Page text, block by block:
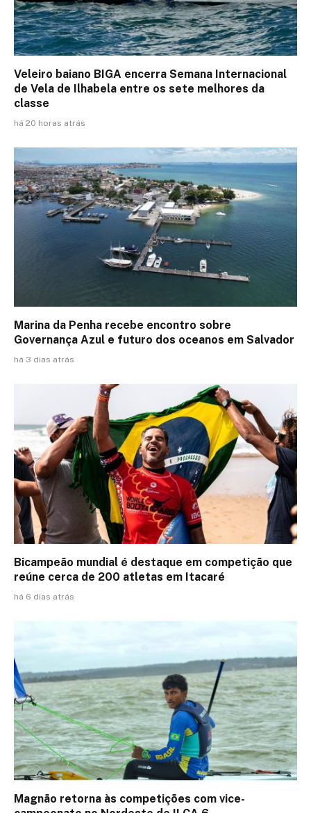
Veleiro baiano BIGA encerra Semana Internacional
de Vela de Ilhabela entre os sete melhores da
classe
há 20 horas atrás
Marina da Penha recebe encontro sobre
Governança Azul e futuro dos oceanos em Salvador
há 3 dias atrás
Bicampeão mundial é destaque em competição que
reúne cerca de 200 atletas em Itacaré
há 6 dias atrás
Magnão retorna às competições com vice-